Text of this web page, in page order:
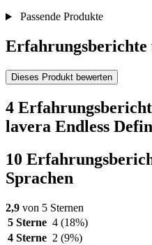
Passende Produkte
Dieses Produkt bewerten
4
lavera Endless
10
Sprachen
2,9 von 5 Sternen
5 Sterne 4 (18%)
4 Sterne 2 (9%)